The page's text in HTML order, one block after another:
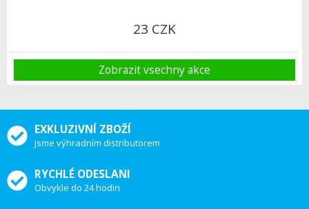
23 CZK
Zobrazit vsechny akce
EXKLUZIVNÍ ZBOŽÍ
Jsme výhradním distributorem
RYCHLÉ ODESLANI
Obvykle do 24 hodin